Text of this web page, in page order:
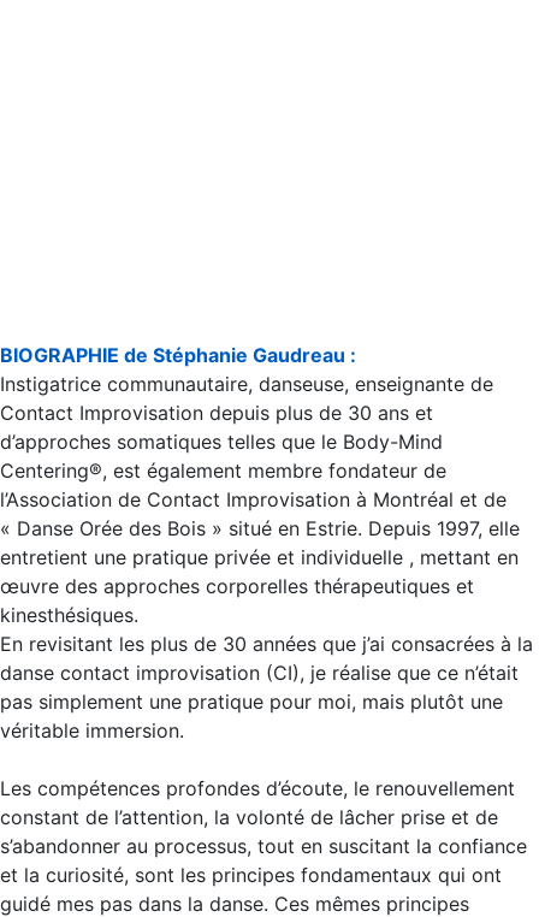
BIOGRAPHIE de Stéphanie Gaudreau :
Instigatrice communautaire, danseuse, enseignante de
Contact Improvisation depuis plus de 30 ans et
d’approches somatiques telles que le Body-Mind
Centering®, est également membre fondateur de
l’Association de Contact Improvisation à Montréal et de
« Danse Orée des Bois » situé en Estrie. Depuis 1997, elle
entretient une pratique privée et individuelle , mettant en
œuvre des approches corporelles thérapeutiques et
kinesthésiques.
En revisitant les plus de 30 années que j’ai consacrées à la
danse contact improvisation (CI), je réalise que ce n’était
pas simplement une pratique pour moi, mais plutôt une
véritable immersion.
Les compétences profondes d’écoute, le renouvellement
constant de l’attention, la volonté de lâcher prise et de
s’abandonner au processus, tout en suscitant la confiance
et la curiosité, sont les principes fondamentaux qui ont
guidé mes pas dans la danse. Ces mêmes principes